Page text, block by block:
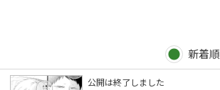
新着順
公開は終了しました